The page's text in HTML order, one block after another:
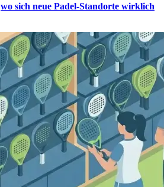
wo sich neue Padel-Standorte wirklich